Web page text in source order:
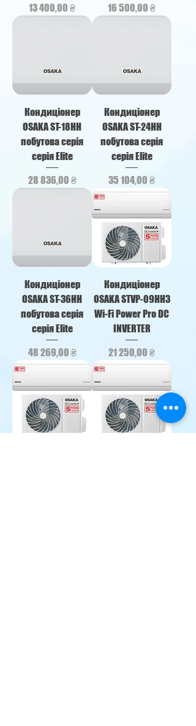
Ціна
13 400,00 ₴
Ціна
16 500,00 ₴
Кондиціонер
OSAKA ST-18HH
побутова серія
серія Elite
Ціна
28 836,00 ₴
Кондиціонер
OSAKA ST-24HH
побутова серія
серія Elite
Ціна
35 104,00 ₴
Кондиціонер
OSAKA ST-36HH
побутова серія
серія Elite
Ціна
48 269,00 ₴
Кондиціонер
OSAKA STVP-09HH3
Wi-Fi Power Pro DC
INVERTER
Ціна
21 250,00 ₴